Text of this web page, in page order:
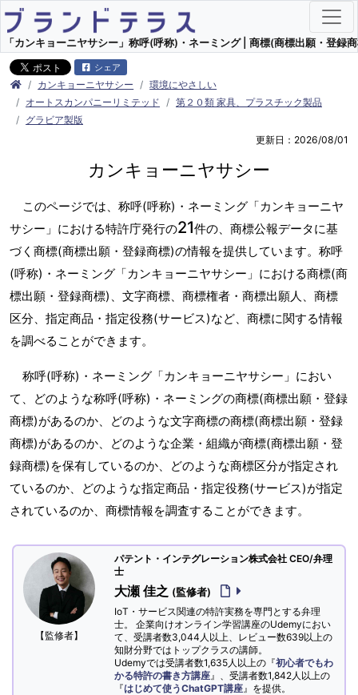
「カンキョーニヤサシー」称呼(呼称)・ネーミング | 商標(商標出願・登録
シェア
カンキョーニヤサシー
環境にやさしい
オートスカンパニーリミテッド
第２０類 家具、プラスチック製品
グラビア製版
更新日：2026/08/01
カンキョーニヤサシー
このページでは、称呼(呼称)・ネーミング「カンキョーニヤ
サシー」における特許庁発行の21件の、商標公報データに基
づく商標(商標出願・登録商標)の情報を提供しています。称呼
(呼称)・ネーミング「カンキョーニヤサシー」における商標(商
標出願・登録商標)、文字商標、商標権者・商標出願人、商標
区分、指定商品・指定役務(サービス)など、商標に関する情報
を調べることができます。
称呼(呼称)・ネーミング「カンキョーニヤサシー」におい
て、どのような称呼(呼称)・ネーミングの商標(商標出願・登録
商標)があるのか、どのような文字商標の商標(商標出願・登録
商標)があるのか、どのような企業・組織が商標(商標出願・登
録商標)を保有しているのか、どのような商標区分が指定され
ているのか、どのような指定商品・指定役務(サービス)が指定
されているのか、商標情報を調査することができます。
【監修者】
パテント・インテグレーション株式会社 CEO/弁理
士
大瀬 佳之 (監修者)
IoT・サービス関連の特許実務を専門とする弁理
士。 企業向けオンライン学習講座のUdemyにおい
て、受講者数3,044人以上、レビュー数639以上の
知財分野ではトップクラスの講師。
Udemyでは受講者数1,635人以上の『初心者でもわ
かる特許の書き方講座 』、受講者数1,842人以上の
『はじめて使うChatGPT講座 』を提供。